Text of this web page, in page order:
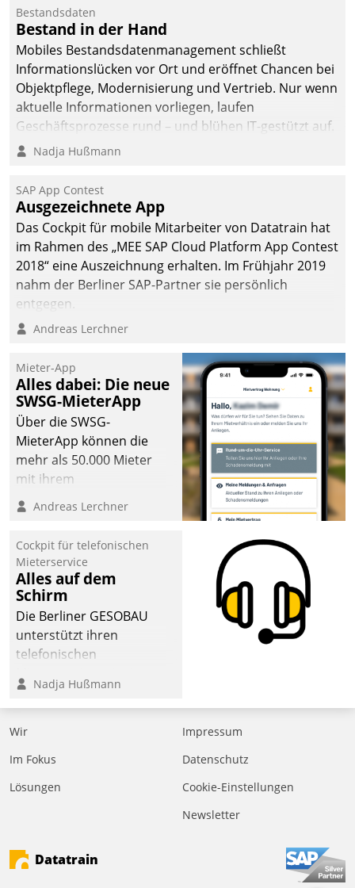
Bestandsdaten
Bestand in der Hand
Mobiles Bestandsdatenmanagement schließt
Informationslücken vor Ort und eröffnet Chancen bei
Objektpflege, Modernisierung und Vertrieb. Nur wenn
aktuelle Informationen vorliegen, laufen
Geschäftsprozesse rund – und blühen IT-gestützt auf.
Nadja Hußmann
SAP App Contest
Ausgezeichnete App
Das Cockpit für mobile Mitarbeiter von Datatrain hat
im Rahmen des „MEE SAP Cloud Platform App Contest
2018“ eine Auszeichnung erhalten. Im Frühjahr 2019
nahm der Berliner SAP-Partner sie persönlich
entgegen.
Andreas Lerchner
Mieter-App
Alles dabei: Die neue
SWSG-MieterApp
Über die SWSG-
MieterApp können die
mehr als 50.000 Mieter
mit ihrem
Wohnungsunternehmen
kommunizieren, auf dem
einsehen und ändern
oder
Schadensmeldungen
abgeben – rund um die
Uhr.
Andreas Lerchner
Cockpit für telefonischen
Mieterservice
Alles auf dem
Schirm
Die Berliner GESOBAU
unterstützt ihren
telefonischen
digitalen Cockpit, das
situationsbezogen
passende Fragen und
Eine intuitive
Dialogführung ermöglicht
effizienter zu bearbeiten.
Nadja Hußmann
Wir
Im Fokus
Lösungen
Impressum
Datenschutz
Cookie-Einstellungen
Newsletter
Datatrain